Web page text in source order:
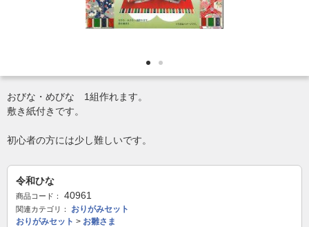
おびな・めびな 1組作れます。
敷き紙付きです。
初心者の方には少し難しいです。
令和ひな
商品コード： 40961
関連カテゴリ：
おりがみセット
おりがみセット > お雛さま